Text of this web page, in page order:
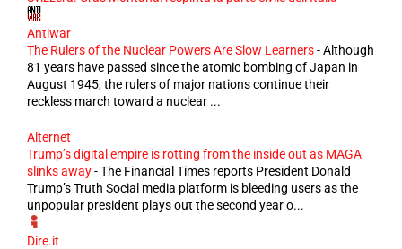
Antiwar
The Rulers of the Nuclear Powers Are Slow Learners-Although
81 years have passed since the atomic bombing of Japan in
August 1945, the rulers of major nations continue their
reckless march toward a nuclear ...
Alternet
Trump’s digital empire is rotting from the inside out as MAGA
slinks away-The Financial Times reports President Donald
Trump’s Truth Social media platform is bleeding users as the
unpopular president plays out the second year o...
Dire.it